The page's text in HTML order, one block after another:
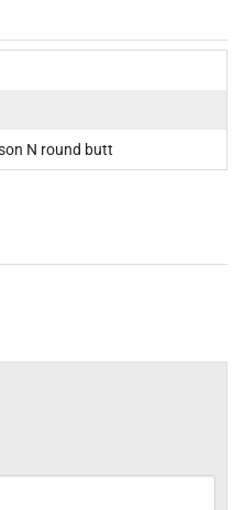
N round butt